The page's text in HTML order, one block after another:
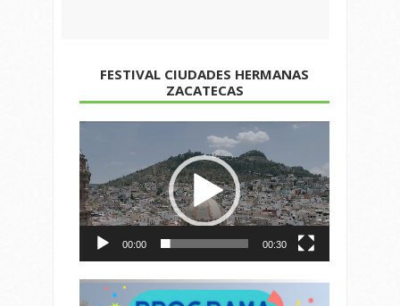
FESTIVAL CIUDADES HERMANAS
ZACATECAS
de
vídeo
00:00 00:30